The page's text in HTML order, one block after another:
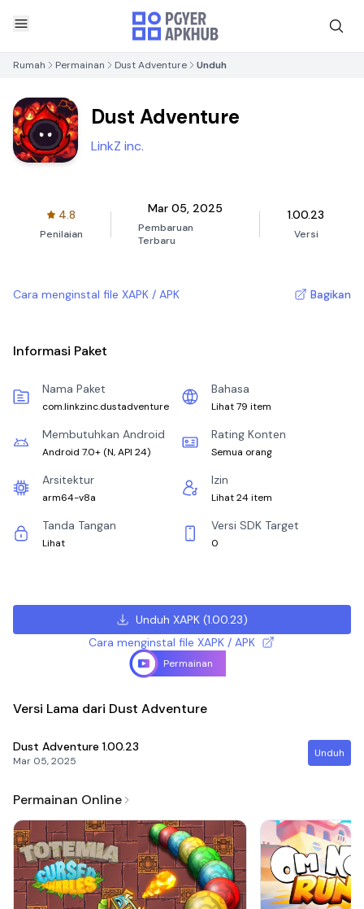
Rumah Permainan Dust Adventure Unduh
Dust Adventure
LinkZ inc.
4.8
Penilaian
Mar 05, 2025
Pembaruan
Terbaru
1.00.23
Versi
Cara menginstal file XAPK / APK Bagikan
Informasi Paket
Nama Paket
com.linkzinc.dustadventure
Bahasa
Lihat 79 item
Membutuhkan Android
Android 7.0+ (N, API 24)
Rating Konten
Semua orang
Arsitektur
arm64-v8a
Izin
Lihat 24 item
Tanda Tangan
Lihat
Versi SDK Target
0
Unduh XAPK(1.00.23)
Cara menginstal file XAPK / APK
Permainan
Versi Lama dari Dust Adventure
Dust Adventure 1.00.23
Mar 05, 2025
Unduh
Permainan Online